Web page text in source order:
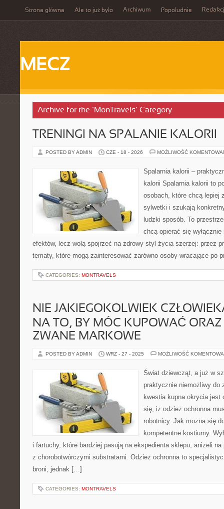
Strona główna Ale to już było Archiwum Popołudnie
MECZ
Archive for the ‘MonTravels’ Category
TRENINGI NA SPALANIE KALORII
POSTED BY ADMIN CZE - 18 - 2026 MOŻLIWOŚĆ
Spalarnia kalorii –
kalorii Spalarnia kalorii to
osobach, które chcą lepiej
sylwetki i szukają
ludzki sposób. To
chcą opierać się
efektów, lecz wolą spojrzeć na zdrowy styl życia szerzej: przez
tematy, które mogą zainteresować zarówno osoby wracające po
CATEGORIES: MONTRAVELS
NIE JAKIEGOKOLWIEK
NA TO, BY MÓC KUPOWAĆ
ZWANE MARKOWE
POSTED BY ADMIN WRZ - 27 - 2025 MOŻLIWOŚĆ
Świat dziewcząt, a już w
praktycznie niemożliwy do
kwestia kupna okrycia jest
się, iż odzież ochronna
robotnicy. Jak można się
kompetentne kostiumy.
i fartuchy, które bardziej pasują na ekspedienta sklepu, aniżeli
z chorobotwórczymi substratami. Odzież ochronna to
broni, jednak […]
CATEGORIES: MONTRAVELS